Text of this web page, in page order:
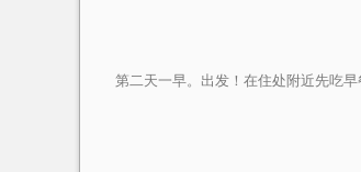
第二天一早。出发！在住处附近先吃